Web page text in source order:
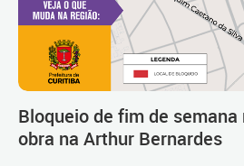
Bloqueio de fim de
obra na Arthur Bernardes